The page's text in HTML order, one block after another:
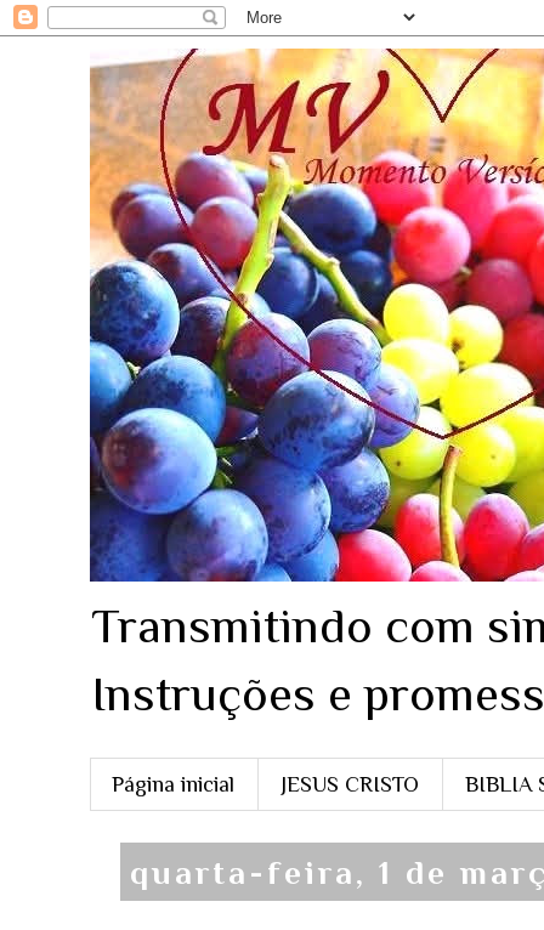
Transmitindo com
Instruções e
Página inicial JESUS CRISTO BIBLIA
quarta-feira, 1 de